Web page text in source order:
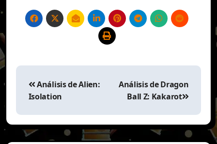
Navegación
entradas
Análisis de Alien:
Isolation
Análisis de Dragon
Ball Z: Kakarot